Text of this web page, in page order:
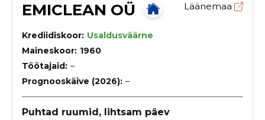
EMICLEAN OÜ Läänemaa
Krediidiskoor: Usaldusväärne
Maineskoor: 1960
Töötajaid: –
Prognooskäive (2026): –
Puhtad ruumid, lihtsam päev